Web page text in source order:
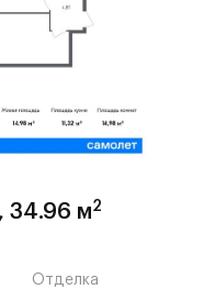
34.96 м2
Отделка